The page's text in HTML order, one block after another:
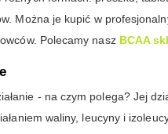
Można je kupić w
Polecamy nasz BCAA
- na czym polega? Jej
waliny, leucyny i